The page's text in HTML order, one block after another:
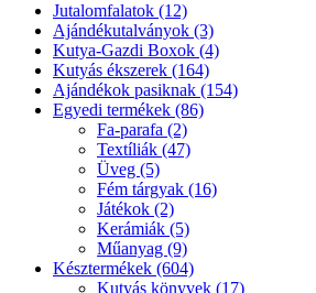
Jutalomfalatok (12)
Ajándékutalványok (3)
Kutya-Gazdi Boxok (4)
Kutyás ékszerek (164)
Ajándékok pasiknak (154)
Egyedi termékek (86)
Fa-parafa (2)
Textíliák (47)
Üveg (5)
Fém tárgyak (16)
Játékok (2)
Kerámiák (5)
Műanyag (9)
Késztermékek (604)
Kutyás könyvek (17)